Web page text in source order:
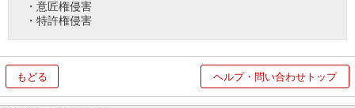
・意匠権侵害
・特許権侵害
もどる ヘルプ・問い合わせトップ